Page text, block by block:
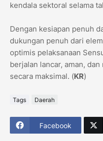
kendala sektoral selama
​Dengan kesiapan penuh
dukungan penuh dari
optimis pelaksanaan
berjalan lancar, aman,
secara maksimal. (KR)
Tags Daerah
Facebook